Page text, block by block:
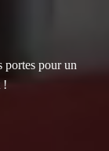
portes pour un
!